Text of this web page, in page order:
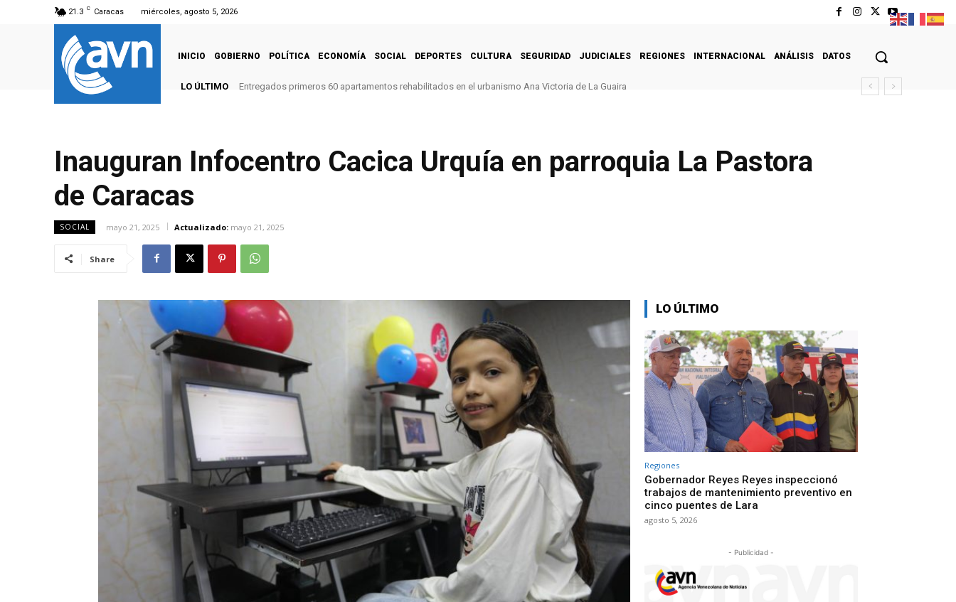
21.3 C Caracas miércoles, agosto 5, 2026
INICIO GOBIERNO POLÍTICA ECONOMÍA SOCIAL DEPORTES CULTURA SEGURIDAD JUDICIALES REGIONES INTERNACIONAL ANÁLISIS DATOS
LO ÚLTIMO Entregados primeros 60 apartamentos rehabilitados en el urbanismo Ana Victoria de La Guaira
Inauguran Infocentro Cacica Urquía en parroquia La Pastora
de Caracas
SOCIAL mayo 21, 2025 Actualizado: mayo 21, 2025
Share
LO ÚLTIMO
Regiones
Gobernador Reyes Reyes inspeccionó
trabajos de mantenimiento preventivo en
cinco puentes de Lara
agosto 5, 2026
- Publicidad -